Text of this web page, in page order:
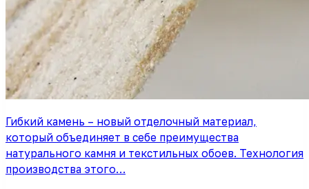
Гибкий камень – новый отделочный материал,
который объединяет в себе преимущества
натурального камня и текстильных обоев. Технология
производства этого…